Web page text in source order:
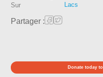
Sur
Lacs
Partager :
Donate today